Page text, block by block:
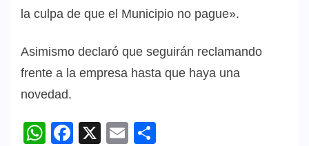
la culpa de que el Municipio no pague».
Asimismo declaró que seguirán reclamando
frente a la empresa hasta que haya una
novedad.
WhatsApp
Facebook
X Email